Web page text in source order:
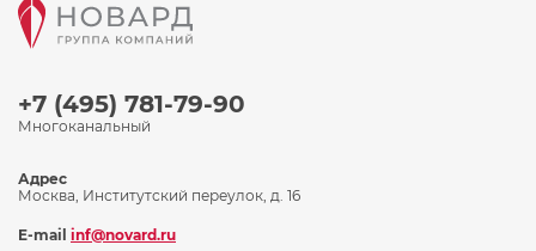
+7 (495) 781-79-90
Многоканальный
Адрес
Москва, Институтский переулок, д. 16
E-mail inf@novard.ru